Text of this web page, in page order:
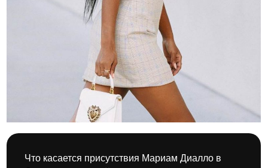
Что касается присутствия Мариам Диалло в